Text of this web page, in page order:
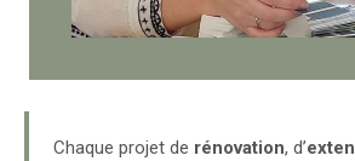
Chaque projet de rénovation, d’